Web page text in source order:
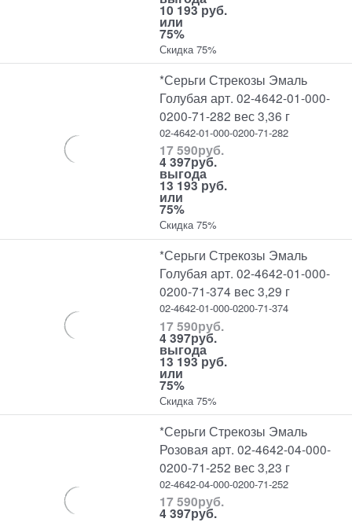
10 193 руб.
или
75%
Скидка 75%
*Серьги Стрекозы Эмаль
Голубая арт. 02-4642-01-000-
0200-71-282 вес 3,36 г
02-4642-01-000-0200-71-282
17 590руб.
4 397руб.
выгода
13 193 руб.
или
75%
Скидка 75%
*Серьги Стрекозы Эмаль
Голубая арт. 02-4642-01-000-
0200-71-374 вес 3,29 г
02-4642-01-000-0200-71-374
17 590руб.
4 397руб.
выгода
13 193 руб.
или
75%
Скидка 75%
*Серьги Стрекозы Эмаль
Розовая арт. 02-4642-04-000-
0200-71-252 вес 3,23 г
02-4642-04-000-0200-71-252
17 590руб.
4 397руб.